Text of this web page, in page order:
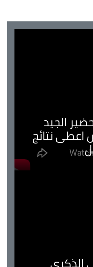
الجيد
نتائج